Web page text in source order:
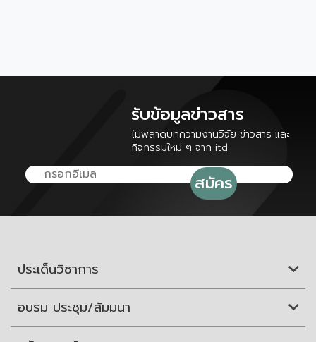
รับข้อมูลข่าวสาร
ไม่พลาดบทความงานวิจัย ข่าวสาร และ
กิจกรรมใหม่ ๆ จาก itd
ประเด็นวิชาการ
อบรม ประชุม/สัมมนา